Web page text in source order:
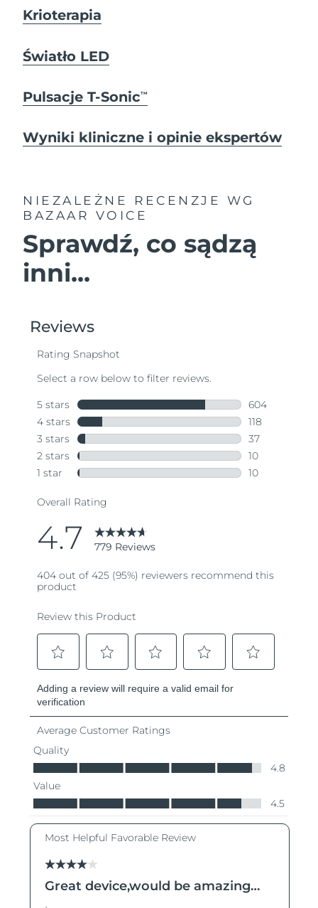
Krioterapia
Światło LED
Pulsacje T-SonicTM
Wyniki kliniczne i opinie ekspertów
NIEZALEŻNE RECENZJE
WG
BAZAAR VOICE
Sprawdź, co sądzą
inni...